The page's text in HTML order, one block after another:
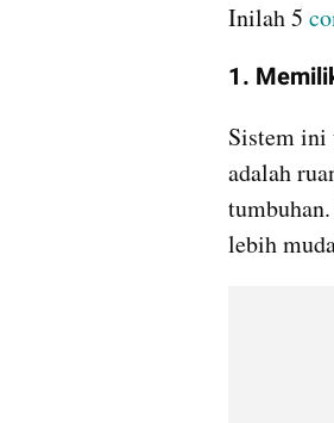
Inilah 5
1.
Sistem ini
adalah
lebih